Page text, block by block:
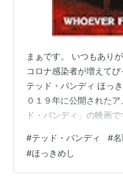
まぁです。 いつもあり
コロナ感染者が増えて
テッド・バンディ ほっ
０１９年に公開された
ド・バンディ」の映画
ョーマン」などに出演
リアルキラーとは、異常
す人。 人を丸め込むの
#テッド・バンディ #
#ほっきめし